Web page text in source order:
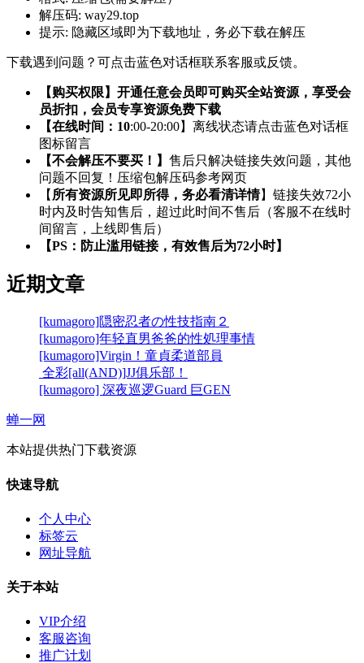
解压码: way29.top
提示: 隐藏区域即为下载地址，务必下载在解压
下载遇到问题？可点击蓝色对话框联系客服或反馈。
【购买权限】开通任意会员即可购买全站资源，享受会
员折扣，会员专享资源免费下载
【在线时间：10:00-20:00】离线状态请点击蓝色对话框
图标留言
【不会解压不要买！】 售后只解决链接失效问题，其他
问题不回复！压缩包解压码参考网页
【 所有资源所见即所得，务必看清详情】链接失效72小
时内及时告知售后，超过此时间不售后（客服不在线时
间留言，上线即售后）
【PS：防止滥用链接，有效售后为72小时】
近期文章
[kumagoro]隠密忍者の性技指南２
[kumagoro]年轻直男爸爸的性処理事情
[kumagoro]Virgin！童貞柔道部員
全彩[all(AND)]JJ俱乐部！
[kumagoro] 深夜巡逻Guard 巨GEN
蝉一网
本站提供热门下载资源
快速导航
个人中心
标签云
网址导航
关于本站
VIP介绍
客服咨询
推广计划